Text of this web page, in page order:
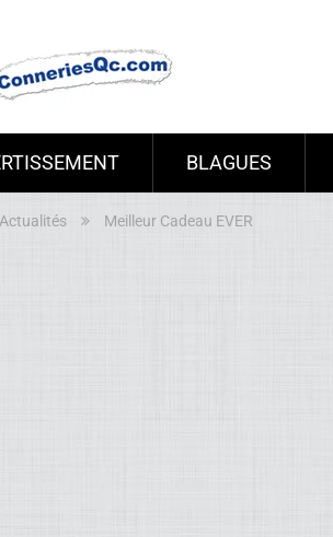
BLAGUES
Actualités Meilleur Cadeau EVER